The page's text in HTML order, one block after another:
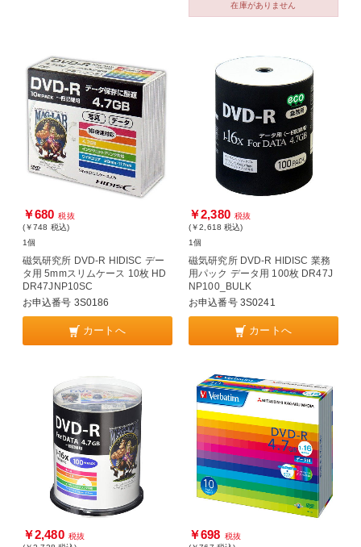
在庫がありません
￥680 税抜
(￥748 税込)
1個
磁気研究所 DVD-R HIDISC デー
タ用 5mmスリムケース 10枚 HD
DR47JNP10SC
お申込番号 3S0186
カートへ
￥2,380 税抜
(￥2,618 税込)
1個
磁気研究所 DVD-R HIDISC 業務
用パック データ用 100枚 DR47J
NP100_BULK
お申込番号 3S0241
カートへ
￥2,480 税抜
￥698 税抜